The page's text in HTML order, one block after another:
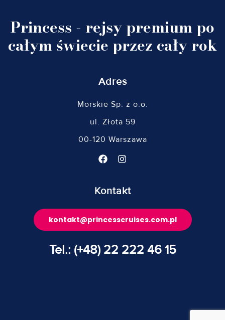
Princess - rejsy premium po
całym świecie przez cały rok
Adres
Morskie Sp. z o.o.
ul. Złota 59
00-120 Warszawa
Kontakt
kontakt@princesscruises.com.pl
Tel.: (+48) 22 222 46 15